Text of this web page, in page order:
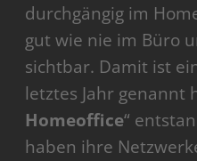
durchgängig im
gut wie nie im Büro
sichtbar. Damit ist
letztes Jahr genannt
Homeoffice“
haben ihre